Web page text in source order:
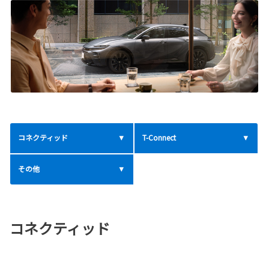
コネクティッド T-Connect
その他
コネクティッド